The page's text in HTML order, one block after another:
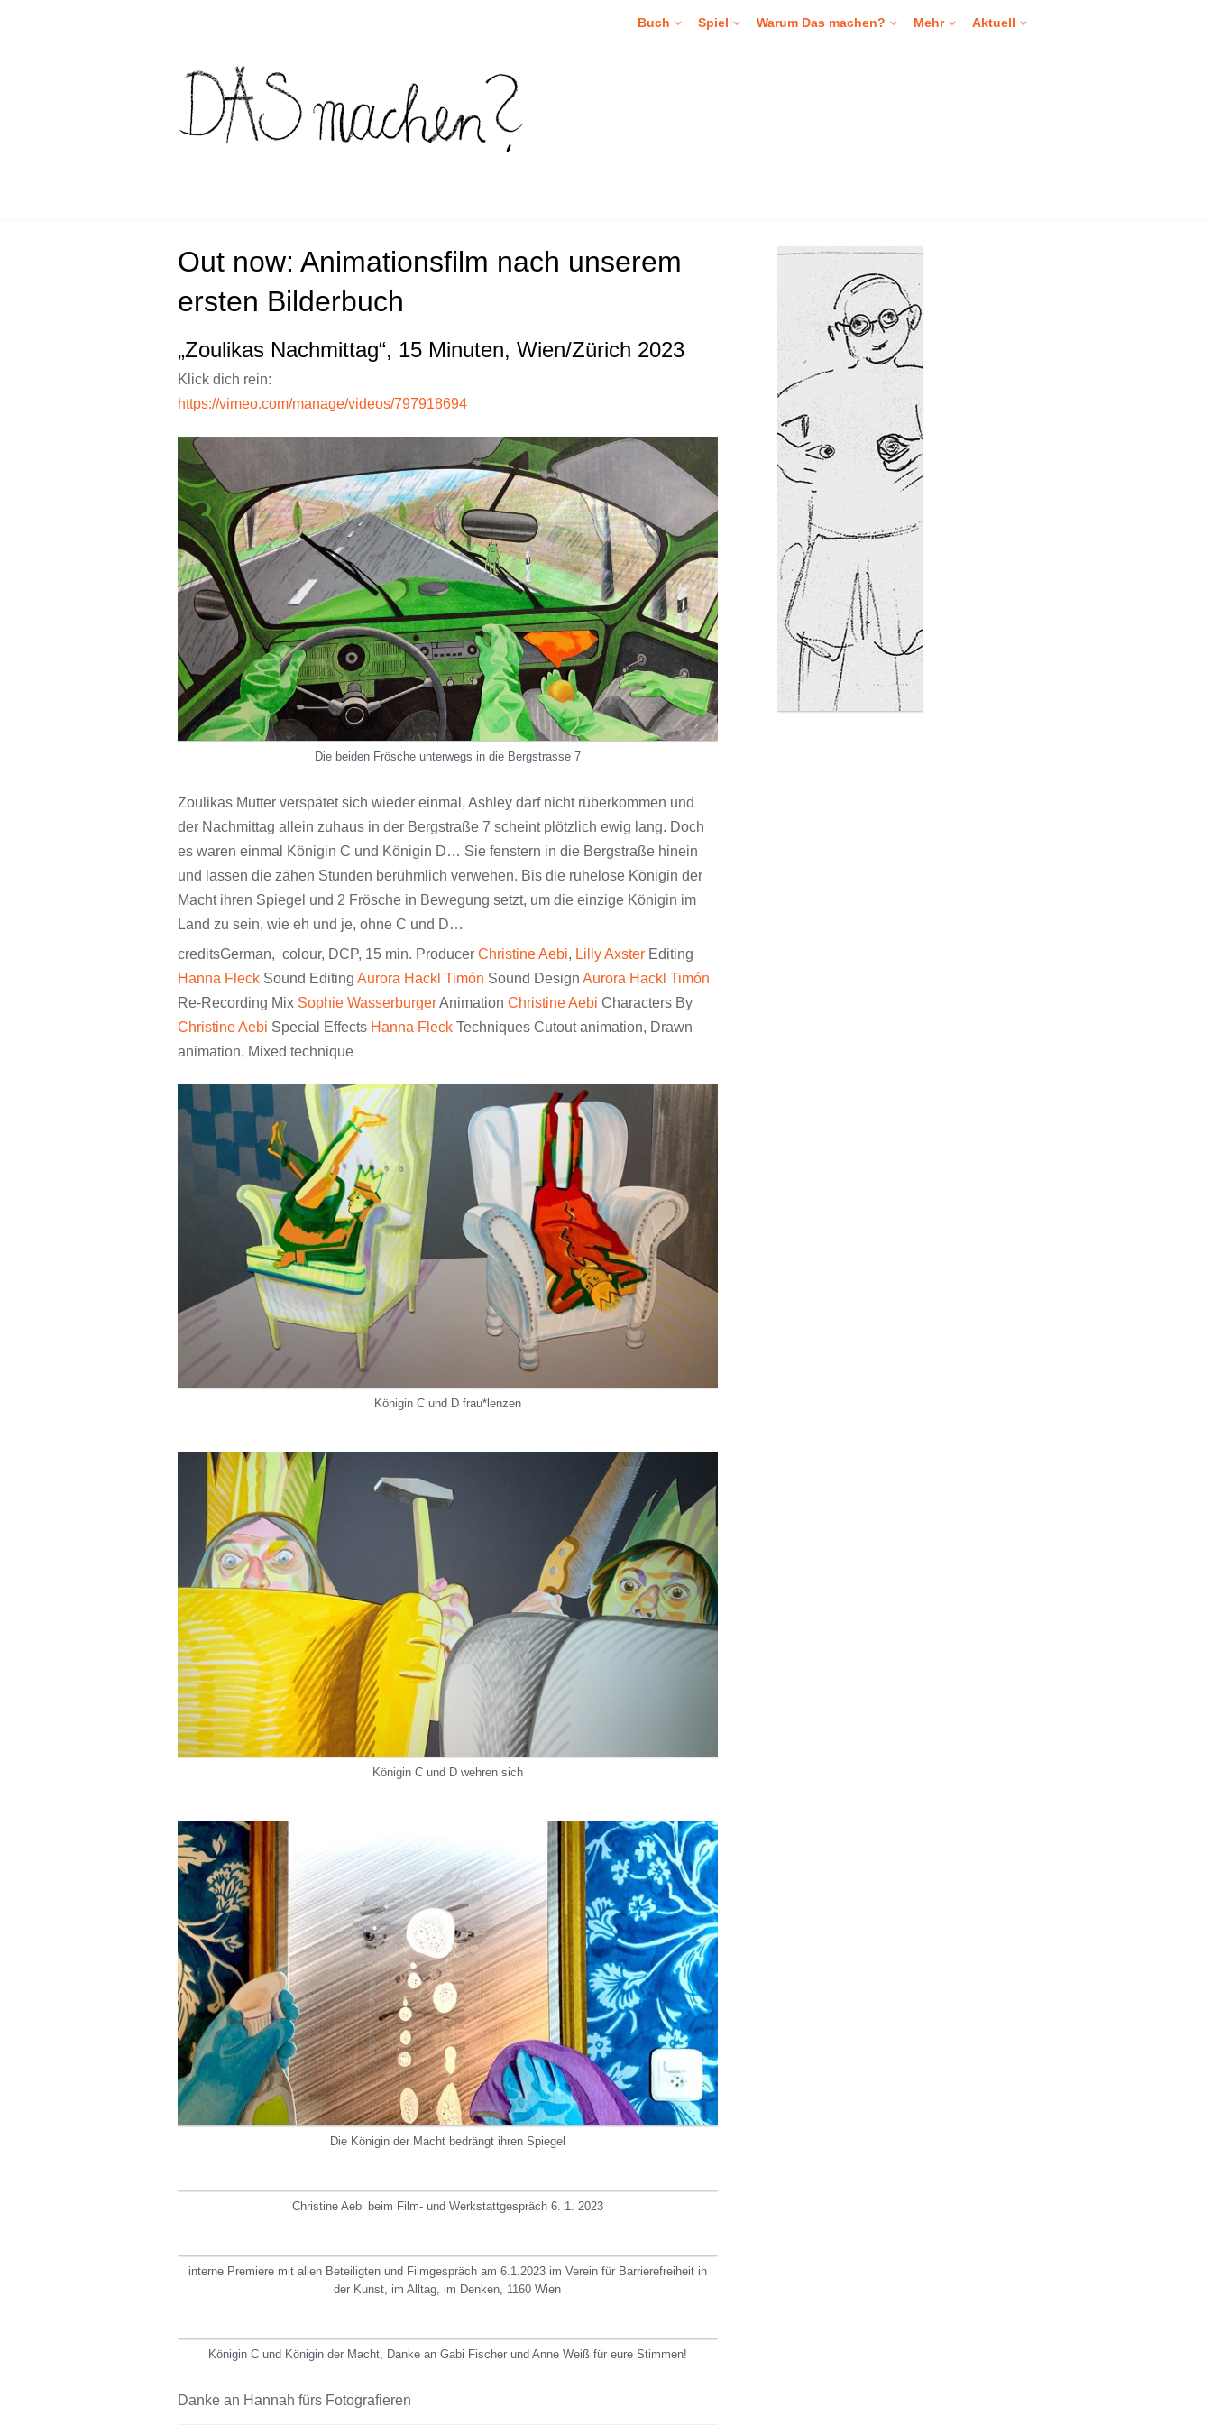
Buch Spiel Warum Das machen? Mehr Aktuell
Out now: Animationsfilm nach unserem
ersten Bilderbuch
„Zoulikas Nachmittag“, 15 Minuten, Wien/Zürich 2023
Klick dich rein:
https://vimeo.com/manage/videos/797918694
Die beiden Frösche unterwegs in die Bergstrasse 7
Zoulikas Mutter verspätet sich wieder einmal, Ashley darf nicht rüberkommen und
der Nachmittag allein zuhaus in der Bergstraße 7 scheint plötzlich ewig lang. Doch
es waren einmal Königin C und Königin D… Sie fenstern in die Bergstraße hinein
und lassen die zähen Stunden berühmlich verwehen. Bis die ruhelose Königin der
Macht ihren Spiegel und 2 Frösche in Bewegung setzt, um die einzige Königin im
Land zu sein, wie eh und je, ohne C und D…
creditsGerman, colour, DCP, 15 min. Producer Christine Aebi, Lilly Axster Editing
Hanna Fleck Sound Editing Aurora Hackl Timón Sound Design Aurora Hackl Timón
Re-Recording Mix Sophie WasserburgerAnimation Christine Aebi Characters By
Christine Aebi Special Effects Hanna Fleck Techniques Cutout animation, Drawn
animation, Mixed technique
Königin C und D frau*lenzen
Königin C und D wehren sich
Die Königin der Macht bedrängt ihren Spiegel
Christine Aebi beim Film- und Werkstattgespräch 6. 1. 2023
interne Premiere mit allen Beteiligten und Filmgespräch am 6.1.2023 im Verein für Barrierefreiheit in
der Kunst, im Alltag, im Denken, 1160 Wien
Königin C und Königin der Macht, Danke an Gabi Fischer und Anne Weiß für eure Stimmen!
Danke an Hannah fürs Fotografieren